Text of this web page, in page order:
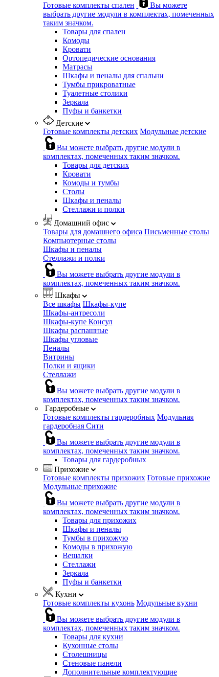
Готовые комплекты спален
Вы можете
выбрать другие модули в комплектах, помеченных
таким значком.
Товары для спален
Комоды
Кровати
Ортопедические основания
Матрасы
Шкафы и пеналы для спальни
Тумбы прикроватные
Туалетные столики
Зеркала
Пуфы и банкетки
Детские
Готовые комплекты детских Модульные детские
Вы можете выбрать другие модули в
комплектах, помеченных таким значком.
Товары для детских
Кровати
Комоды и тумбы
Столы
Шкафы и пеналы
Стеллажи и полки
Домашний офис
Товары для домашнего офиса Письменные столы
Компьютерные столы
Шкафы и пеналы
Стеллажи и полки
Вы можете выбрать другие модули в
комплектах, помеченных таким значком.
Шкафы
Все шкафы Шкафы-купе
Шкафы-антресоли
Шкафы-купе Консул
Шкафы распашные
Шкафы угловые
Пеналы
Витрины
Полки и ящики
Стеллажи
Вы можете выбрать другие модули в
комплектах, помеченных таким значком.
Гардеробные
Готовые комплекты гардеробных Модульная
гардеробная Сити
Вы можете выбрать другие модули в
комплектах, помеченных таким значком.
Товары для гардеробных
Прихожие
Готовые комплекты прихожих Готовые прихожие
Модульные прихожие
Вы можете выбрать другие модули в
комплектах, помеченных таким значком.
Товары для прихожих
Шкафы и пеналы
Тумбы в прихожую
Комоды в прихожую
Вешалки
Стеллажи
Зеркала
Пуфы и банкетки
Кухни
Готовые комплекты кухонь Модульные кухни
Вы можете выбрать другие модули в
комплектах, помеченных таким значком.
Товары для кухни
Кухонные столы
Столешницы
Стеновые панели
Дополнительные комплектующие